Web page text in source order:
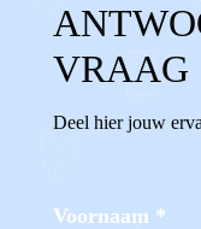
VRAAG
Deel hier jouw
Voornaam *